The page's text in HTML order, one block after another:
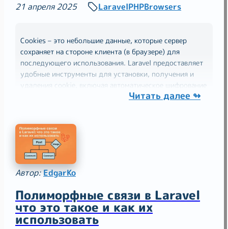
21 апреля 2025 LaravelPHPBrowsers
Cookies – это небольшие данные, которые сервер
сохраняет на стороне клиента (в браузере) для
последующего использования. Laravel предоставляет
удобные инструменты для установки, получения и
удаления cookie, включая автоматическое шифрование
для безопасности. В этом руководстве мы подробно
Читать далее ↬
Автор:EdgarKo
Полиморфные связи в Laravel
что это такое и как их
использовать